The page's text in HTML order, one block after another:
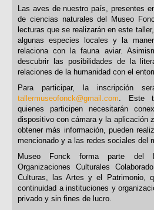
Las aves de nuestro país, presentes
de ciencias naturales del Museo
lecturas que se realizarán en este
algunas especies locales y la
relaciona con la fauna aviar.
descubrir las posibilidades de la
relaciones de la humanidad con el
Para participar, la inscripción
tallermuseofonck@gmail.com. Este
quienes participen necesitarán
dispositivo con cámara y la aplicación
obtener más información, pueden
mencionado y a las redes sociales del
Museo Fonck forma parte del
Organizaciones Culturales
Culturas, las Artes y el Patrimonio,
continuidad a instituciones y
privado y sin fines de lucro.